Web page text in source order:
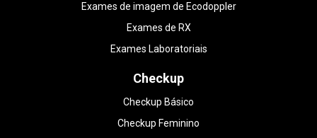
Exames de imagem de Ecodoppler
Exames de RX
Exames Laboratoriais
Checkup
Checkup Básico
Checkup Feminino